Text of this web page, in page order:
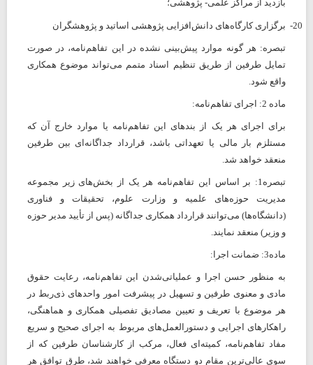
بازدید از مراکز علمی- پژوهشی؛
20- برگزاری کارگاه‌های دانش‌افزایی پژوهشی اساتید و پژوهشگران
تبصره: هر گونه موارد پیش‌بینی نشده در این تفاهم‌نامه، در صورت
تمایل طرفین از طریق تنظیم اسناد متمم می‌تواند موضوع همکاری
واقع شود.
ماده 2: اجرای تفاهم‌نامه:
برای اجرای هر یک از بندهای این تفاهم‌نامه یا موارد خارج آن که
مستلزم بار مالی یا تعهداتی باشد، قرارداد جداگانه‌ای بین طرفین
منعقد خواهد شد.
تبصره1: بر اساس این تفاهم‌نامه هر یک از بخش‌های زیر مجموعه
مدیریت حوزه‌های علمیه و وزارت علوم، تحقیقات و فناوری
(دانشگاه‌ها) می‌توانند قرارداد همکاری جداگانه (پس از تأیید مدیر حوزه
و وزیر) منعقد نمایند.
ماده3: ضمانت اجرا:
به منظور حسن اجرا و عملیاتی‌شدن این تفاهم‌نامه، رعایت حقوق
مادی و معنوی طرفین و تسهیل در پیشرفت امور واحدهای ذی‌ربط در
هر موضوع با تعریف و تعیین مصادیق تفصیلی همکاری و هماهنگی،
راهکارهای اجرایی و دستورالعمل‌های مربوط به اجرای صحیح و سریع
مفاد تفاهم‌نامه، کمیته‌ای فعال، مرکب از کارشناسان طرفین که از
سوی عالی‌ترین مقام دو دستگاه معرفی خواهند شد، طرق توافق‌ هر